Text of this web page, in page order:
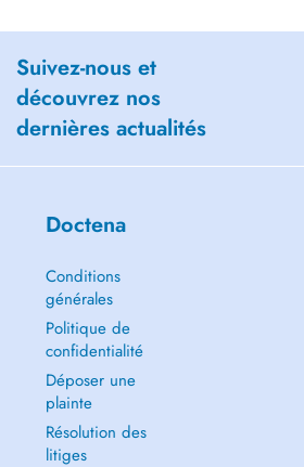
Suivez-nous et
découvrez nos
dernières actualités
Doctena
Conditions
générales
Politique de
confidentialité
Déposer une
plainte
Résolution des
litiges